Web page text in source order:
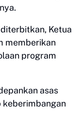
Ketua
memberikan
program
asas
keberimbangan